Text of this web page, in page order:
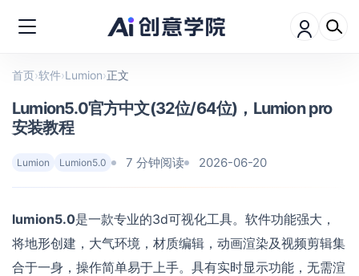
首页›软件›Lumion›正文
Lumion5.0官方中文(32位/64位)，Lumion pro
安装教程
Lumion Lumion5.0 7 分钟阅读 2026-06-20
lumion5.0是一款专业的3d可视化工具。软件功能强大，
将地形创建，大气环境，材质编辑，动画渲染及视频剪辑集
合于一身，操作简单易于上手。具有实时显示功能，无需渲